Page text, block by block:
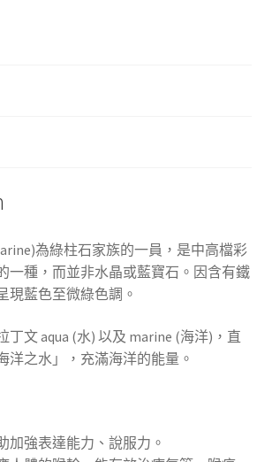
為綠柱石家族的一員，是中高檔彩
一種，而並非水晶或藍寶石。因含有鐵
現藍色至微綠色調。
丁文 aqua (水) 以及 marine (海洋)，直
洋之水」，充滿海洋的能量。
加強表達能力、說服力。